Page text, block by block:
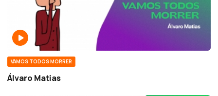
VAMOS TODOS MORRER
Álvaro Matias